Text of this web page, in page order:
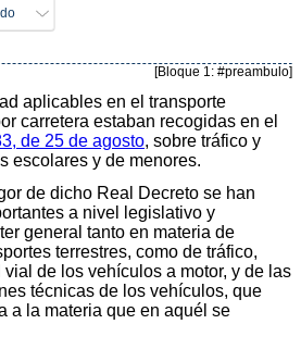
[Bloque 1: #preambulo]
aplicables en el transporte
carretera estaban recogidas en el
de 25 de agosto, sobre tráfico y
escolares y de menores.
de dicho Real Decreto se han
a nivel legislativo y
general tanto en materia de
terrestres, como de tráfico,
de los vehículos a motor, y de las
técnicas de los vehículos, que
a la materia que en aquél se